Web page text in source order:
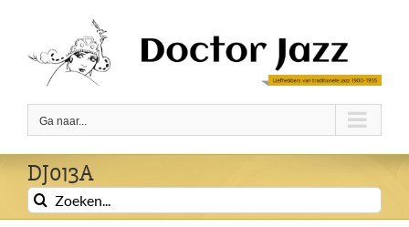
inhoud
Ga naar...
DJ013A
Zoeken
naar: